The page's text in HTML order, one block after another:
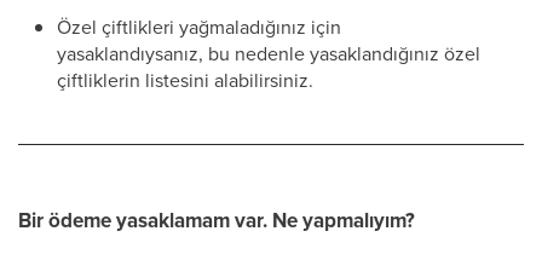
Özel çiftlikleri yağmaladığınız için
yasaklandıysanız, bu nedenle yasaklandığınız özel
çiftliklerin listesini alabilirsiniz.
Bir ödeme yasaklamam var. Ne yapmalıyım?